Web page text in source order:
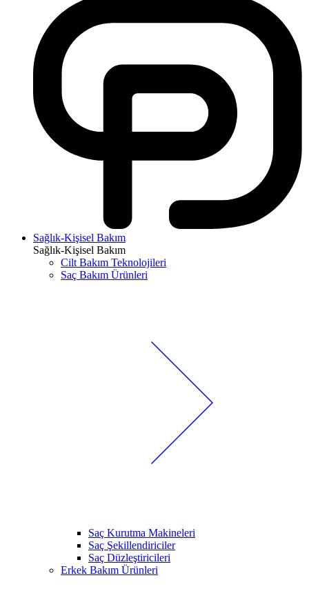
Sağlık-Kişisel Bakım
Sağlık-Kişisel Bakım
Cilt Bakım Teknolojileri
Saç Bakım Ürünleri
Saç Kurutma Makineleri
Saç Şekillendiriciler
Saç Düzleştiricileri
Erkek Bakım Ürünleri